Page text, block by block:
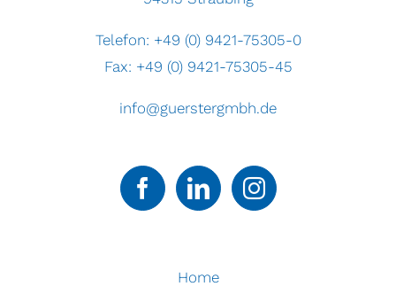
Telefon: +49 (0) 9421-75305-0
Fax: +49 (0) 9421-75305-45
info@guerstergmbh.de
Home